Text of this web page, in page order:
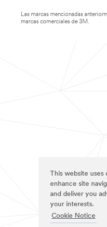
This website
enhance site
and deliver you
your interests.
Cookie Notice
Las marcas mencionadas
marcas comerciales de 3M.